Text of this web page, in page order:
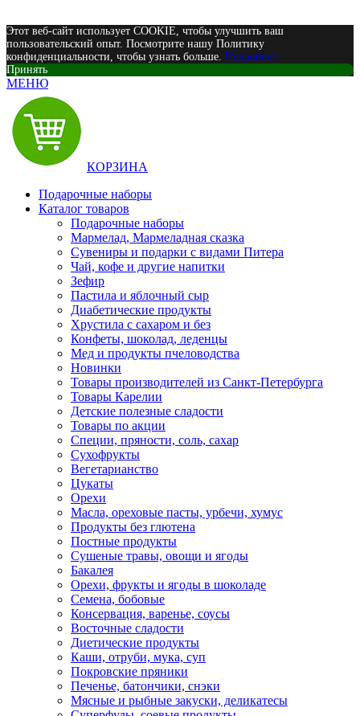
Этот веб-сайт использует COOKIE, чтобы улучшить ваш
пользовательский опыт. Посмотрите нашу Политику
конфиденциальности, чтобы узнать больше. Подробнее
Принять
МЕНЮ
КОРЗИНА
Подарочные наборы
Каталог товаров
Подарочные наборы
Мармелад, Мармеладная сказка
Сувениры и подарки с видами Питера
Чай, кофе и другие напитки
Зефир
Пастила и яблочный сыр
Диабетические продукты
Хрустила с сахаром и без
Конфеты, шоколад, леденцы
Мед и продукты пчеловодства
Новинки
Товары производителей из Санкт-Петербурга
Товары Карелии
Детские полезные сладости
Товары по акции
Специи, пряности, соль, сахар
Сухофрукты
Вегетарианство
Цукаты
Орехи
Масла, ореховые пасты, урбечи, хумус
Продукты без глютена
Постные продукты
Сушеные травы, овощи и ягоды
Бакалея
Орехи, фрукты и ягоды в шоколаде
Семена, бобовые
Консервация, варенье, соусы
Восточные сладости
Диетические продукты
Каши, отруби, мука, суп
Покровские пряники
Печенье, батончики, снэки
Мясные и рыбные закуски, деликатесы